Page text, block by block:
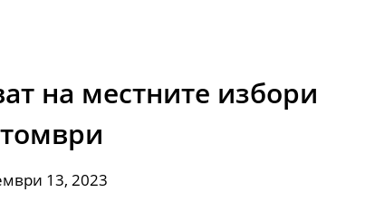
на местните избори
13, 2023